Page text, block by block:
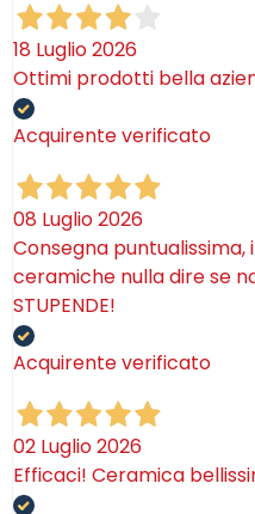
18 Luglio 2026
Ottimi prodotti bella
Acquirente verificato
08 Luglio 2026
Consegna
ceramiche nulla dire se
STUPENDE!
Acquirente verificato
02 Luglio 2026
Efficaci! Ceramica